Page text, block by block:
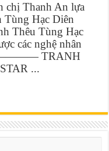
chị Thanh An lựa
Tùng Hạc Diên
Thêu Tùng Hạc
các nghệ nhân
TRANH
...